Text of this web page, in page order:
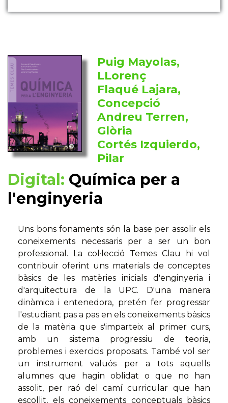
Puig Mayolas,
LLorenç
Flaqué Lajara,
Concepció
Andreu Terren,
Glòria
Cortés Izquierdo,
Pilar
Digital: Química per a
l'enginyeria
Uns bons fonaments són la base per assolir els
coneixements necessaris per a ser un bon
professional. La col·lecció Temes Clau hi vol
contribuir oferint uns materials de conceptes
bàsics de les matèries inicials d'enginyeria i
d'arquitectura de la UPC. D'una manera
dinàmica i entenedora, pretén fer progressar
l'estudiant pas a pas en els coneixements bàsics
de la matèria que s'imparteix al primer curs,
amb un sistema progressiu de teoria,
problemes i exercicis proposats. També vol ser
un instrument valuós per a tots aquells
alumnes que hagin oblidat o que no han
assolit, per raó del camí curricular que han
escollit, els coneixements conceptuals bàsics